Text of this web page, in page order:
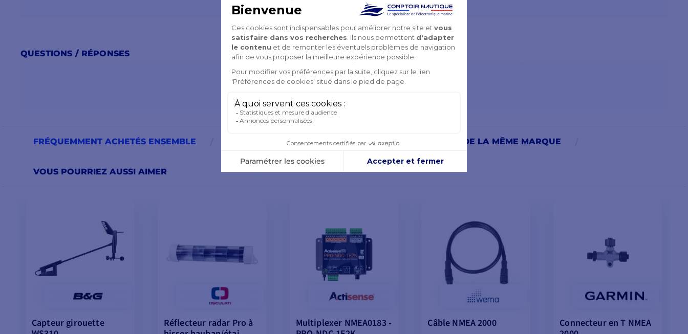
QUESTIONS / RÉPONSES
SOYEZ LE PREMIER À POSER UNE QUESTION
FRÉQUEMMENT ACHETÉS ENSEMBLE PRODUITS DE LA MÊME CATÉGORIE PRODUITS DE LA MÊME MARQUE
VOUS POURRIEZ AUSSI AIMER
Capteur girouette
Réflecteur radar Pro à
Multiplexer NMEA0183 -
Câble NMEA 2000
Connecteur en T NMEA